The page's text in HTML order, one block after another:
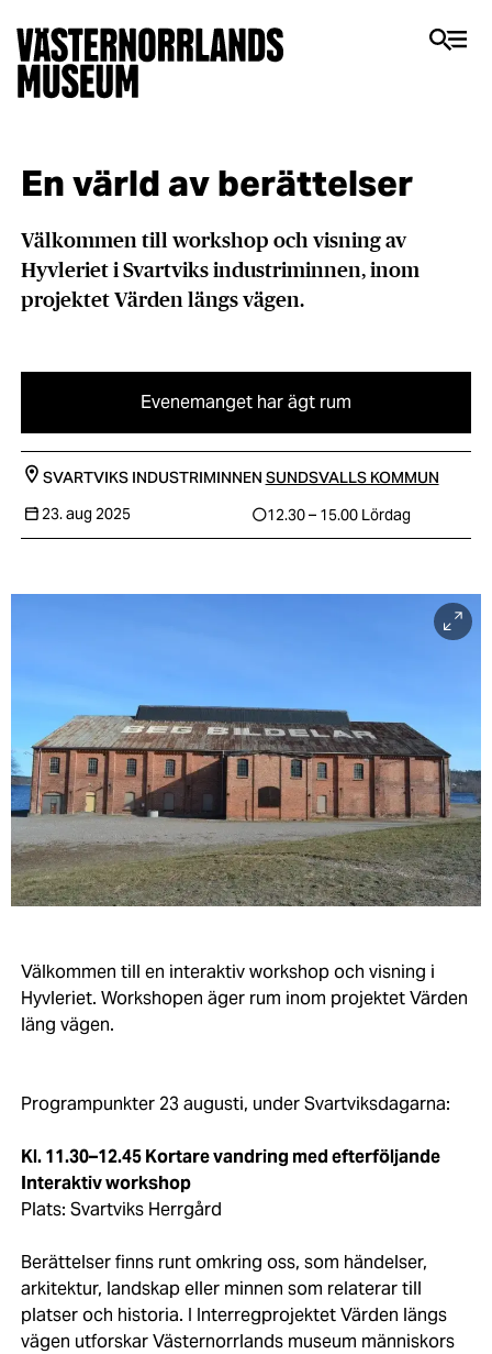
En värld av berättelser
Välkommen till workshop och visning av
Hyvleriet i Svartviks industriminnen, inom
projektet Värden längs vägen.
Evenemanget har ägt rum
SVARTVIKS INDUSTRIMINNEN SUNDSVALLS KOMMUN
23. aug 2025
12.30 – 15.00 Lördag
Välkommen till en interaktiv workshop och visning i
Hyvleriet. Workshopen äger rum inom projektet Värden
läng vägen.
Programpunkter 23 augusti, under Svartviksdagarna:
Kl. 11.30–12.45 Kortare vandring med efterföljande
Interaktiv workshop
Plats: Svartviks Herrgård
Berättelser finns runt omkring oss, som händelser,
arkitektur, landskap eller minnen som relaterar till
platser och historia. I Interregprojektet Värden längs
vägen utforskar Västernorrlands museum människors